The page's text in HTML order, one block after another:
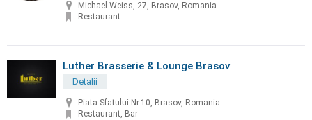
Michael Weiss, 27, Brasov, Romania
Restaurant
Luther Brasserie & Lounge Brasov
Detalii
Piata Sfatului Nr.10, Brasov, Romania
Restaurant, Bar